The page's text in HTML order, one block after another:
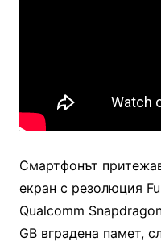
Смартфонът
екран с резолюция
Qualcomm
GB вградена памет,